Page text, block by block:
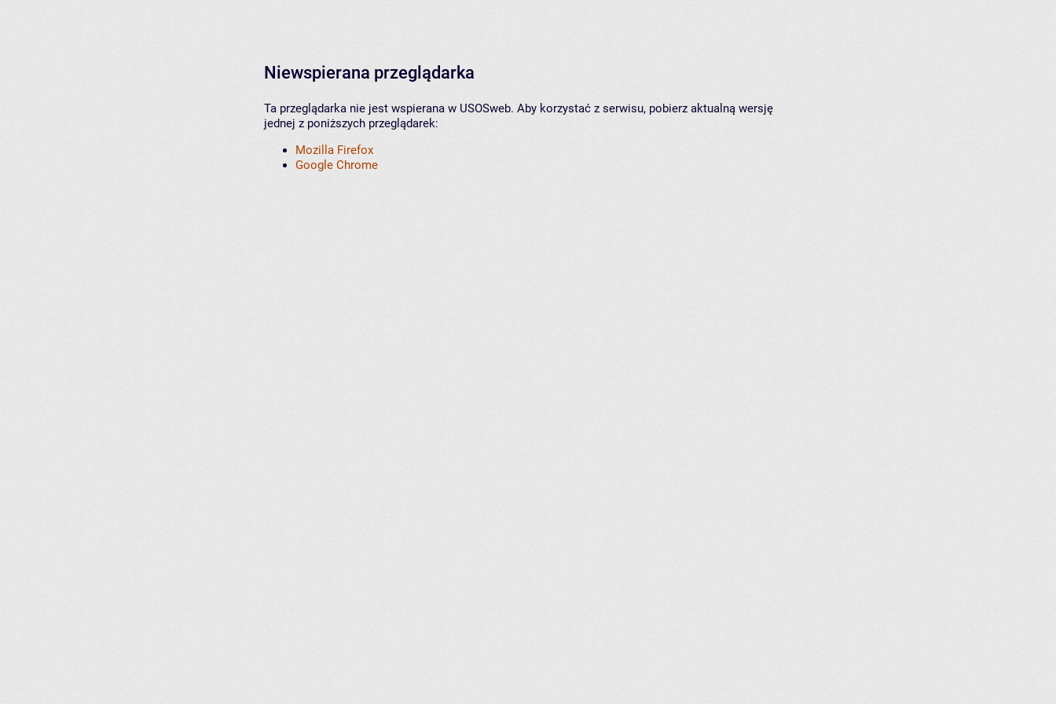
Niewspierana przeglądarka
Ta przeglądarka nie jest wspierana w USOSweb. Aby korzystać z serwisu, pobierz aktualną wersję
jednej z poniższych przeglądarek:
Mozilla Firefox
Google Chrome